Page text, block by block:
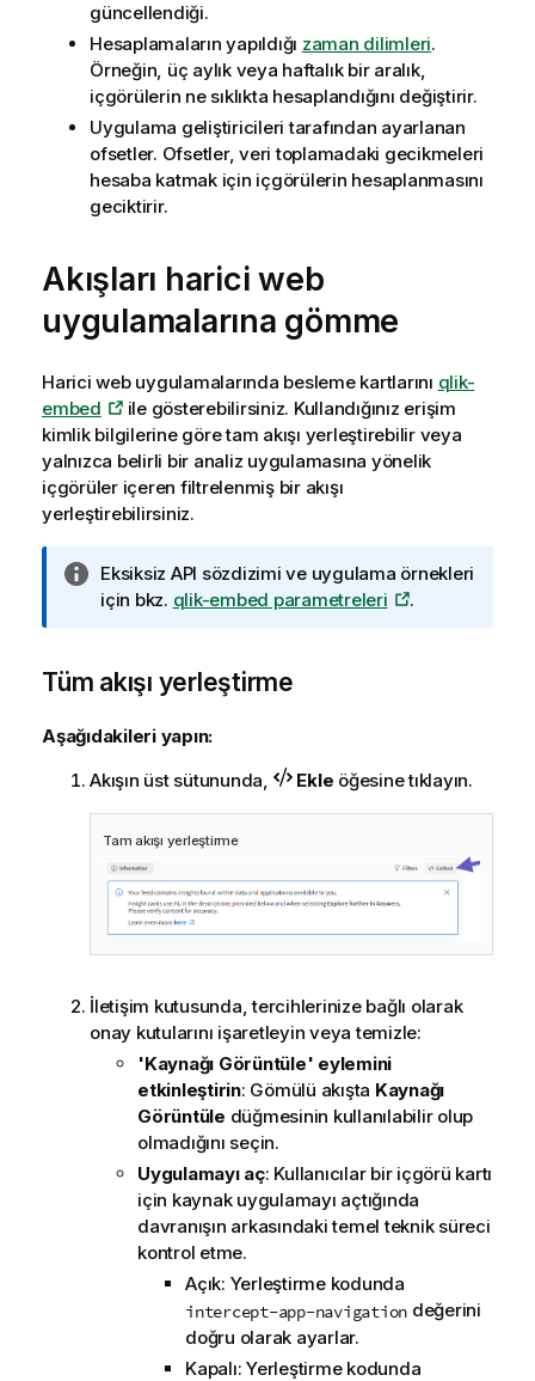
güncellendiği.
Hesaplamaların yapıldığı zaman dilimleri.
Örneğin, üç aylık veya haftalık bir aralık,
içgörülerin ne sıklıkta hesaplandığını değiştirir.
Uygulama geliştiricileri tarafından ayarlanan
ofsetler. Ofsetler, veri toplamadaki gecikmeleri
hesaba katmak için içgörülerin hesaplanmasını
geciktirir.
Akışları harici web
uygulamalarına gömme
Harici web uygulamalarında besleme kartlarını qlik-
embed
ile gösterebilirsiniz. Kullandığınız erişim
kimlik bilgilerine göre tam akışı yerleştirebilir veya
yalnızca belirli bir analiz uygulamasına yönelik
içgörüler içeren filtrelenmiş bir akışı
yerleştirebilirsiniz.
B
i
i
o
u
Eksiksiz API sözdizimi ve uygulama örnekleri
için bkz. qlik-embed parametreleri .
Tüm akışı yerleştirme
Aşağıdakileri yapın:
Akışın üst sütununda,
Ekle öğesine tıklayın.
Tam akışı yerleştirme
İletişim kutusunda, tercihlerinize bağlı olarak
onay kutularını işaretleyin veya temizle:
'Kaynağı Görüntüle' eylemini
etkinleştirin: Gömülü akışta Kaynağı
Görüntüle düğmesinin kullanılabilir olup
olmadığını seçin.
Uygulamayı aç: Kullanıcılar bir içgörü kartı
için kaynak uygulamayı açtığında
davranışın arkasındaki temel teknik süreci
kontrol etme.
Açık: Yerleştirme kodunda
intercept-app-navigation değerini
doğru olarak ayarlar.
Kapalı: Yerleştirme kodunda